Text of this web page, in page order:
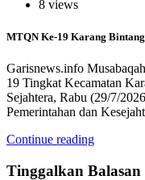
8 views
MTQN Ke-19 Karang
Garisnews.info
19 Tingkat Kecamatan
Sejahtera, Rabu (29/7/
Pemerintahan dan
Continue reading
Tinggalkan Balasan